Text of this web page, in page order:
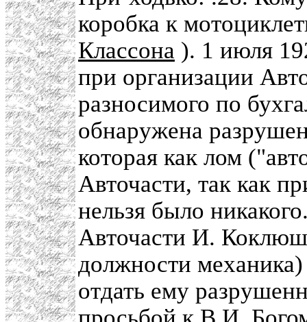
коробка к
Классона ). 1 июля
при организации
разносимого по
обнаружена
которая как лом
Авточасти, так как
нельзя было
Авточасти И.
должности
отдать ему